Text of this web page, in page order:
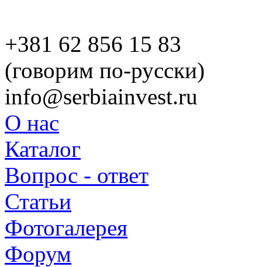
+381 62 856 15 83
(говорим по-русски)
info@serbiainvest.ru
О нас
Каталог
Вопрос - ответ
Статьи
Фотогалерея
Форум